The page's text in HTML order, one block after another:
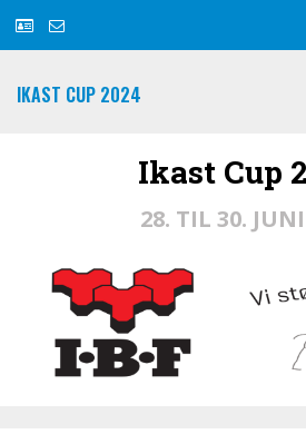
IKAST CUP 2024
Ikast Cup
28. TIL 30.